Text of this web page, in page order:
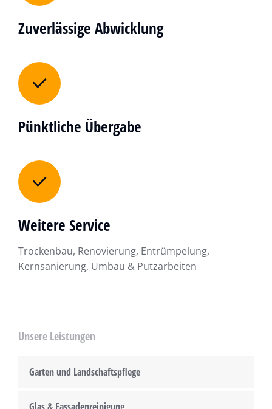
Zuverlässige Abwicklung
Pünktliche Übergabe
Weitere Service
Trockenbau, Renovierung, Entrümpelung,
Kernsanierung, Umbau & Putzarbeiten
Unsere Leistungen
Garten und Landschaftspflege